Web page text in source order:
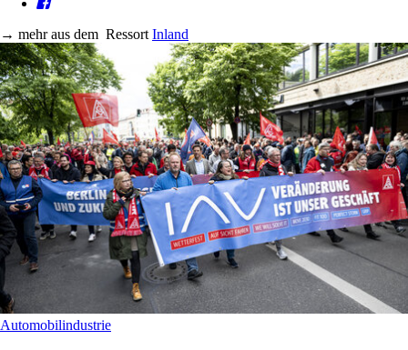
→ mehr aus dem Ressort Inland
Automobilindustrie